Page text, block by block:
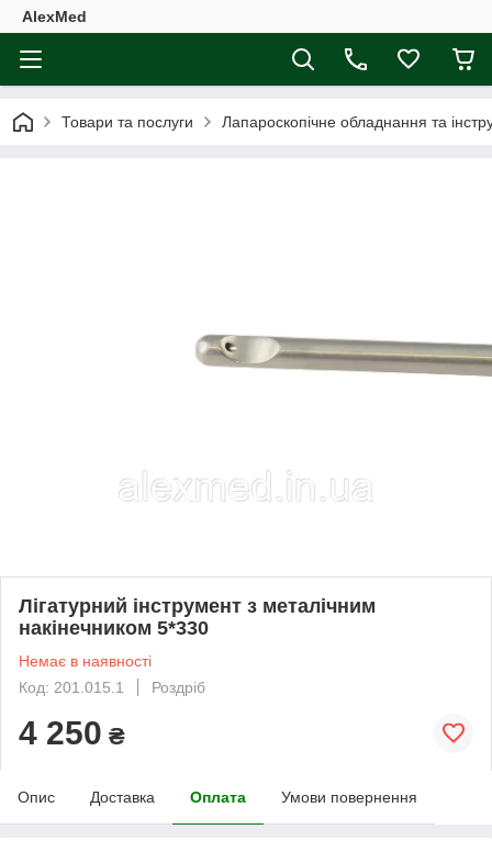
AlexMed
Товари та послуги Лапароскопічне обладнання та
Лігатурний інструмент з металічним
накінечником 5*330
Немає в наявності
Код: 201.015.1
Роздріб
4 250 ₴
Опис Доставка Оплата Умови повернення